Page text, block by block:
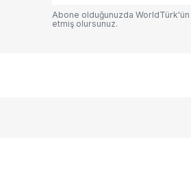
Abone olduğunuzda WorldTürk'ün
etmiş olursunuz.